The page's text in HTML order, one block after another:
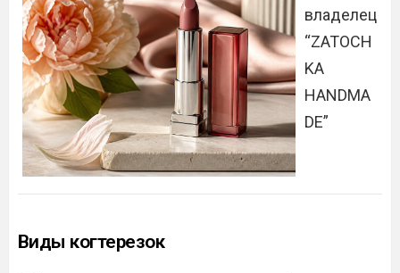
владелец
“ZATOCH
KA
HANDMA
DE”
Виды когтерезок